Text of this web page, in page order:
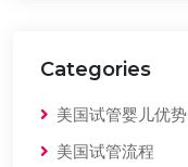
Categories
美国试管婴儿优势
美国试管流程